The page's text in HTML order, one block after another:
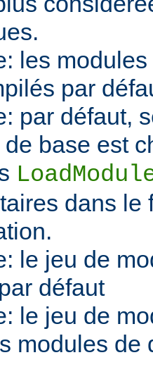
les
par
par défaut,
base est
dans le
le jeu de
défaut
le jeu de
modules de